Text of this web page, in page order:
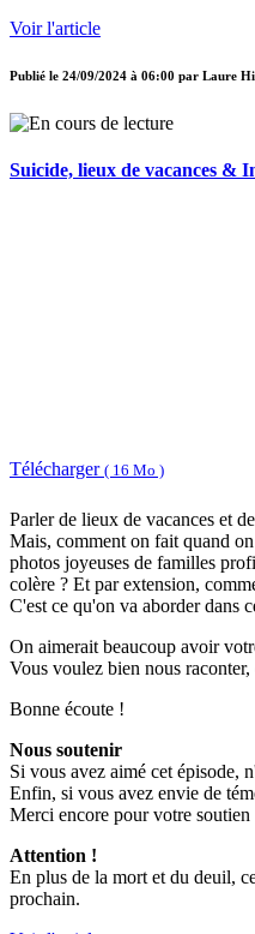
Voir l'article
Publié le 24/09/2024 à 06:00 par Laure
Suicide, lieux de vacances &
Télécharger ( 16 Mo )
Parler de lieux de vacances et
Mais, comment on fait quand
photos joyeuses de familles
colère ? Et par extension,
C'est ce qu'on va aborder dans
On aimerait beaucoup avoir
Vous voulez bien nous raconter,
Bonne écoute !
Nous soutenir
Si vous avez aimé cet épisode,
Enfin, si vous avez envie de
Merci encore pour votre soutien
Attention !
En plus de la mort et du deuil,
prochain.